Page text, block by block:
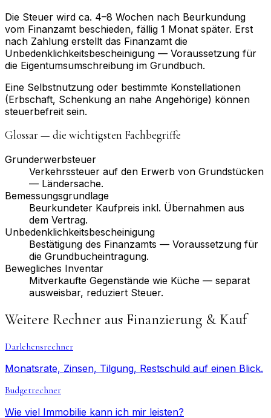
Die Steuer wird ca. 4–8 Wochen nach Beurkundung
vom Finanzamt beschieden, fällig 1 Monat später. Erst
nach Zahlung erstellt das Finanzamt die
Unbedenklichkeits­bescheinigung — Voraussetzung für
die Eigentums­umschreibung im Grundbuch.
Eine Selbstnutzung oder bestimmte Konstellationen
(Erbschaft, Schenkung an nahe Angehörige) können
steuerbefreit sein.
Glossar — die wichtigsten Fachbegriffe
Grunderwerbsteuer
Verkehrssteuer auf den Erwerb von Grundstücken
— Ländersache.
Bemessungs­grundlage
Beurkundeter Kaufpreis inkl. Übernahmen aus
dem Vertrag.
Unbedenklichkeits­bescheinigung
Bestätigung des Finanzamts — Voraussetzung für
die Grundbuch­eintragung.
Bewegliches Inventar
Mitverkaufte Gegenstände wie Küche — separat
ausweisbar, reduziert Steuer.
Weitere Rechner aus Finanzierung & Kauf
Darlehensrechner
Monatsrate, Zinsen, Tilgung, Restschuld auf einen Blick.
Budgetrechner
Wie viel Immobilie kann ich mir leisten?